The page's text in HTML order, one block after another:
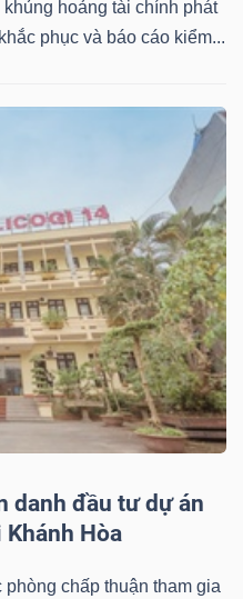
hoảng tài chính phát
phục và báo cáo kiểm...
danh đầu tư dự án
Hòa
chấp thuận tham gia